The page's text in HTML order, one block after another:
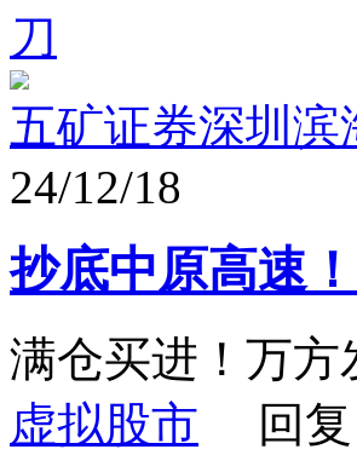
刀
五矿证券深圳滨
24/12/18
抄底中原高速！
满仓买进！万
虚拟股市 回复